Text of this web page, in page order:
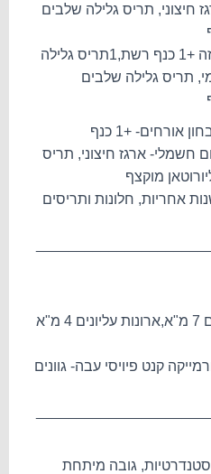
חיצוני, תריס גלילה שלבים
-1 חלון מיטבח, 2 כנפיים הזזה +1 כנף רשת,1תריס גלילה
תריס גלילה שלבים
-1 חלון 2 כנפיים הזזה למיטבחון אורחים- +1 כנף
חשמלי- ארגז חיצוני, תריס
מוקצף
מנויעם לתריסים 8 שנות אחריות, חלונות ותריסים
קנט פיויסי עבה- גוונים
לא סטנדרטיות, גובה מיתחת